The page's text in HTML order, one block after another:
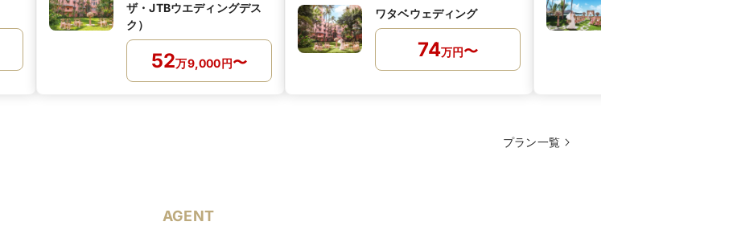
ザ・JTBウエディングデス
ク）
52万9,000円〜
ワタベウェディング
74万円〜
プラン一覧
AGENT